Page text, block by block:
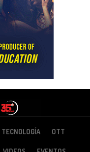
TECNOLOGÍA OTT